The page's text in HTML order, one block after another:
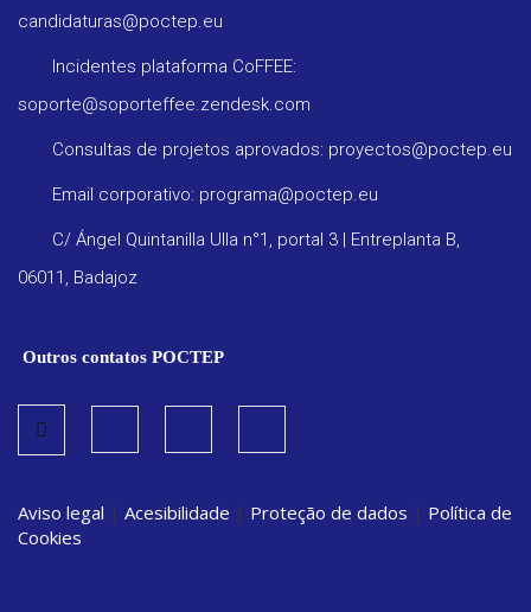
candidaturas@poctep.eu
Incidentes plataforma CoFFEE:
soporte@soporteffee.zendesk.com
Consultas de projetos aprovados: proyectos@poctep.eu
Email corporativo: programa@poctep.eu
C/ Ángel Quintanilla Ulla n°1, portal 3 | Entreplanta B,
06011, Badajoz
Outros contatos POCTEP
Aviso legal | Acesibilidade | Proteção de dados | Política de
Cookies